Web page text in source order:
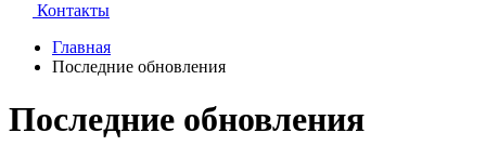
Контакты
Главная
Последние обновления
Последние обновления